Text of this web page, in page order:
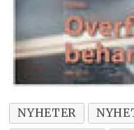
NYHETER